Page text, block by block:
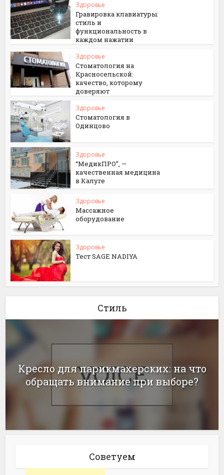
Здоровье
Гравировка клавиатуры:
стиль и
функциональность в
каждом нажатии
Здоровье
Стоматология на
Красносельской:
качество, которому
доверяют
Здоровье
Стоматология в
Одинцово
Здоровье
“МедикПРО”, —
качественная медицина
в Калуге
Здоровье
Массажное
оборудование
Здоровье
Тест SAGE NADIYA
Стиль
Кресло для парикмахерских: на что
обращать внимание при выборе?
Советуем